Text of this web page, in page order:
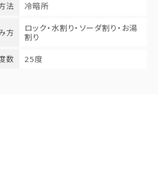
法 冷暗所
方
ロック・水割り・ソーダ割り・お湯
割り
数 25度